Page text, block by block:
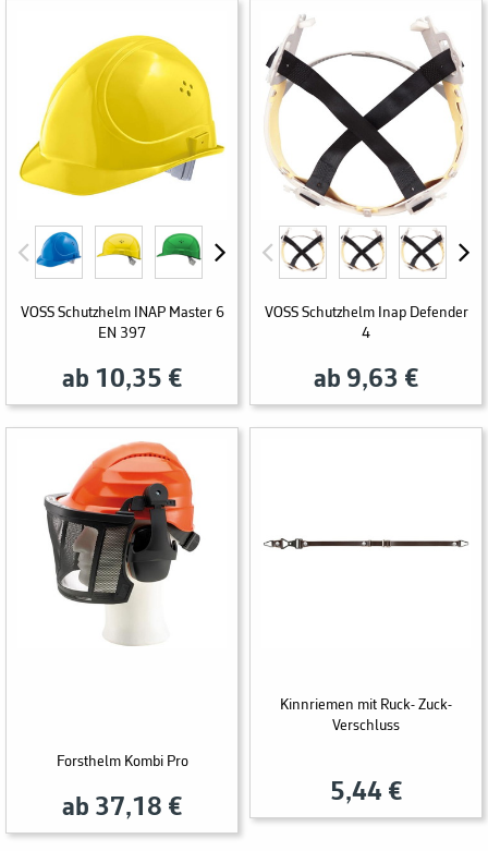
VOSS Schutzhelm INAP Master 6
EN 397
ab 10,35 €
VOSS Schutzhelm Inap Defender
4
ab 9,63 €
Forsthelm Kombi Pro
ab 37,18 €
Kinnriemen mit Ruck- Zuck-
Verschluss
5,44 €